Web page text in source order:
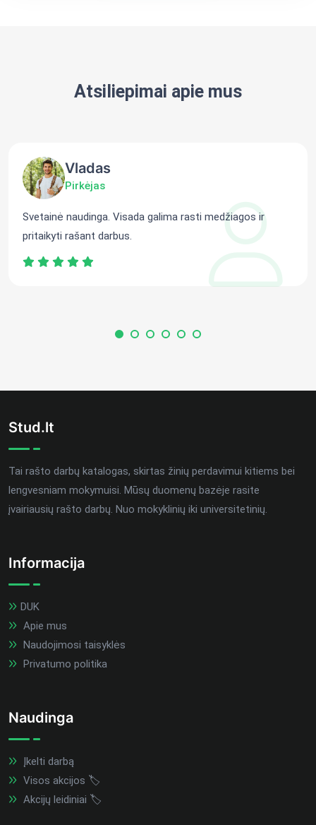
Atsiliepimai apie mus
Vladas
Pirkėjas
Svetainė naudinga. Visada galima rasti medžiagos ir
pritaikyti rašant darbus.
Stud.lt
Tai rašto darbų katalogas, skirtas žinių perdavimui kitiems bei
lengvesniam mokymuisi. Mūsų duomenų bazėje rasite
įvairiausių rašto darbų. Nuo mokyklinių iki universitetinių.
Informacija
DUK
Apie mus
Naudojimosi taisyklės
Privatumo politika
Naudinga
Įkelti darbą
Visos akcijos 🏷️
Akcijų leidiniai 🏷️